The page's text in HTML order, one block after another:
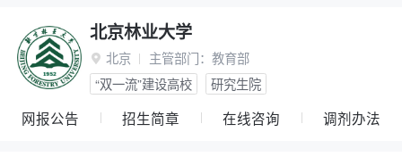
北京林业大学
 北京 主管部门： 教育部
“双一流”建设高校
研究生院
网报公告 招生简章 在线咨询 调剂办法